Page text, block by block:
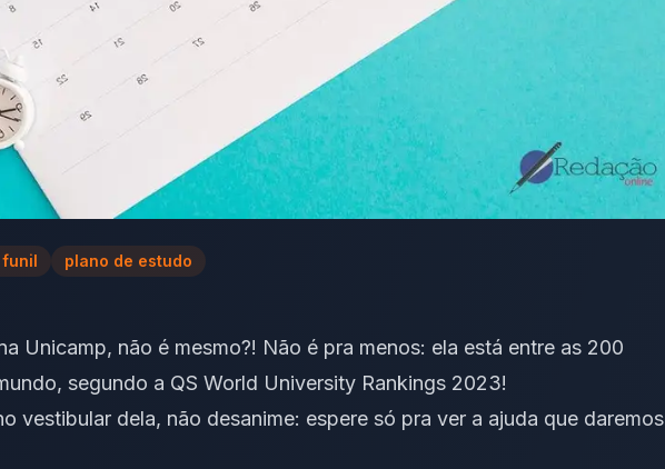
funil plano de estudo
Unicamp, não é mesmo?! Não é pra menos: ela está entre as 200
segundo a QS World University Rankings 2023!
vestibular dela, não desanime: espere só pra ver a ajuda que daremos